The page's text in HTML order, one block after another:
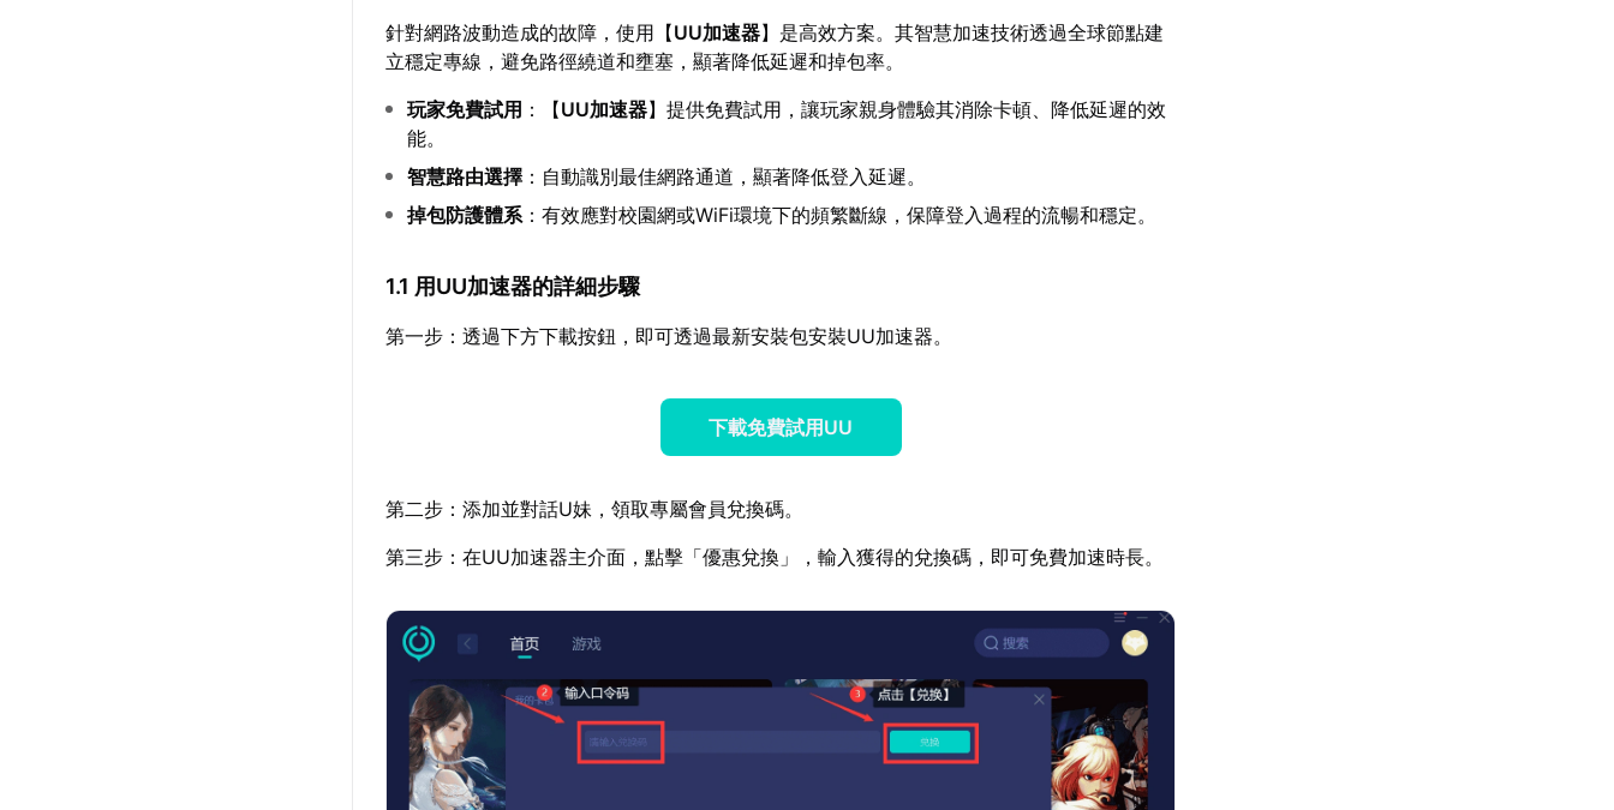
針對網路波動造成的故障，使用【UU加速器】是高效方案。其智慧加速技術透過全球節點建
立穩定專線，避免路徑繞道和壅塞，顯著降低延遲和掉包率。
玩家免費試用 ：【UU加速器】提供免費試用，讓玩家親身體驗其消除卡頓、降低延遲的效
能。
智慧路由選擇 ：自動識別最佳網路通道，顯著降低登入延遲。
掉包防護體系 ：有效應對校園網或WiFi環境下的頻繁斷線，保障登入過程的流暢和穩定。
1.1 用UU加速器的詳細步驟
第一步：透過下方下載按鈕，即可透過最新安裝包安裝UU加速器。
下載免費試用UU
第二步：添加並對話U妹，領取專屬會員兌換碼。
第三步：在UU加速器主介面，點擊「優惠兌換」，輸入獲得的兌換碼，即可免費加速時長。